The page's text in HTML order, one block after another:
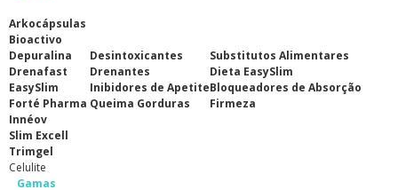
Arkocápsulas
Bioactivo
Depuralina
Drenafast
EasySlim
Forté Pharma
Innéov
Slim Excell
Trimgel
Desintoxicantes
Drenantes
Inibidores de Apetite
Queima Gorduras
Substitutos Alimentares
Dieta EasySlim
Bloqueadores de Absorção
Firmeza
Celulite
Gamas